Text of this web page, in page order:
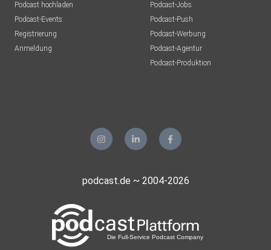
Podcast hochladen
Podcast-Events
Registrierung
Anmeldung
Podcast-Jobs
Podcast-Push
Podcast-Werbung
Podcast-Agentur
Podcast-Produktion
podcast.de ~ 2004-2026